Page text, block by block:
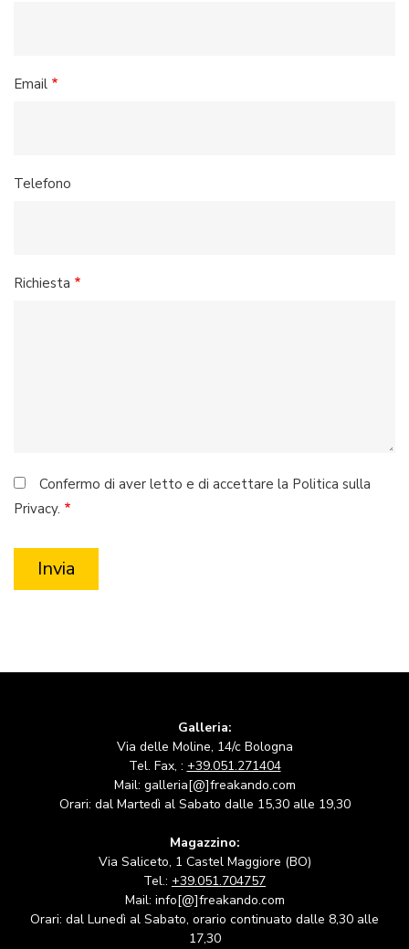
Email
Telefono
Richiesta
Confermo di aver letto e di accettare la Politica sulla
Privacy.
Galleria:
Via delle Moline, 14/c Bologna
Tel. Fax, : +39.051.271404
Mail: galleria[@]freakando.com
Orari: dal Martedì al Sabato dalle 15,30 alle 19,30
Magazzino:
Via Saliceto, 1 Castel Maggiore (BO)
Tel.: +39.051.704757
Mail: info[@]freakando.com
Orari: dal Lunedì al Sabato, orario continuato dalle 8,30 alle
17,30